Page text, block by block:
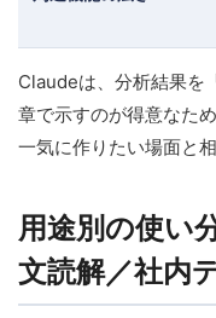
Claudeは、分析結果を
章で示すのが得意なた
一気に作りたい場面と
用途別の使い
文読解／社内